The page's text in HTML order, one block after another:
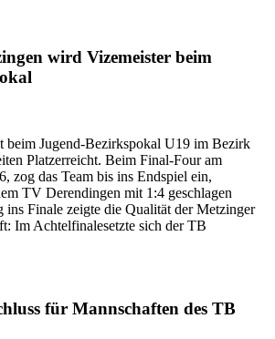
wird Vizemeister beim
beim Jugend-Bezirkspokal U19 im Bezirk
Platzerreicht. Beim Final-Four am
zog das Team bis ins Endspiel ein,
TV Derendingen mit 1:4 geschlagen
ins Finale zeigte die Qualität der Metzinger
Im Achtelfinalesetzte sich der TB
für Mannschaften des TB